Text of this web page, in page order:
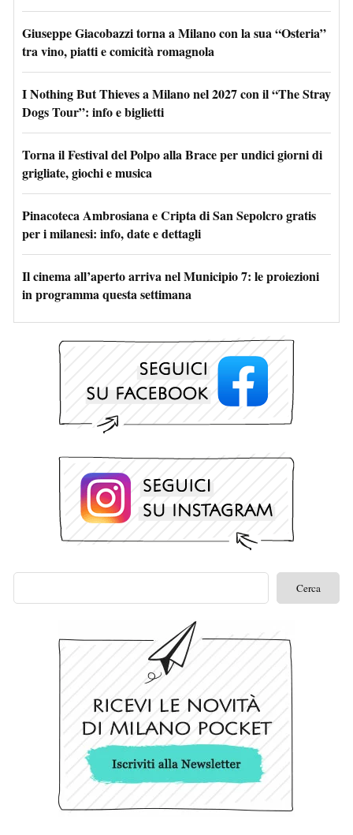
Giuseppe Giacobazzi torna a Milano con la sua “Osteria”
tra vino, piatti e comicità romagnola
I Nothing But Thieves a Milano nel 2027 con il “The Stray
Dogs Tour”: info e biglietti
Torna il Festival del Polpo alla Brace per undici giorni di
grigliate, giochi e musica
Pinacoteca Ambrosiana e Cripta di San Sepolcro gratis
per i milanesi: info, date e dettagli
Il cinema all’aperto arriva nel Municipio 7: le proiezioni
in programma questa settimana